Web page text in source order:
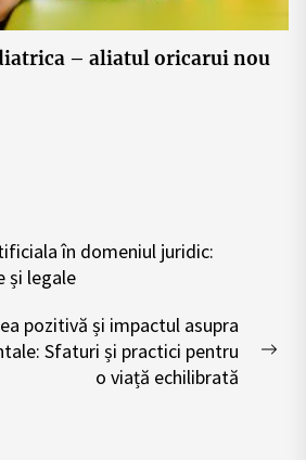
– aliatul oricarui nou
în domeniul juridic:
și legale
pozitivă și impactul asupra
Sfaturi și practici pentru
o viață echilibrată